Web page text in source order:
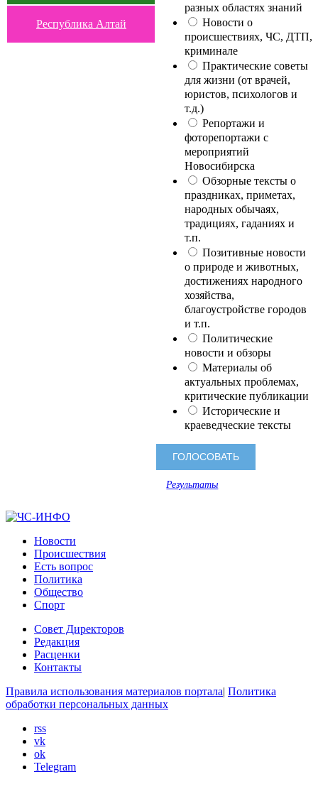
Республика Алтай
разных областях знаний
Новости о
происшествиях, ЧС, ДТП,
криминале
Практические советы
для жизни (от врачей,
юристов, психологов и
т.д.)
Репортажи и
фоторепортажи с
мероприятий
Новосибирска
Обзорные тексты о
праздниках, приметах,
народных обычаях,
традициях, гаданиях и
т.п.
Позитивные новости
о природе и животных,
достижениях народного
хозяйства,
благоустройстве городов
и т.п.
Политические
новости и обзоры
Материалы об
актуальных проблемах,
критические публикации
Исторические и
краеведческие тексты
Результаты
Новости
Происшествия
Есть вопрос
Политика
Общество
Спорт
Совет Директоров
Редакция
Расценки
Контакты
Правила использования материалов портала| Политика
обработки персональных данных
rss
vk
ok
Telegram